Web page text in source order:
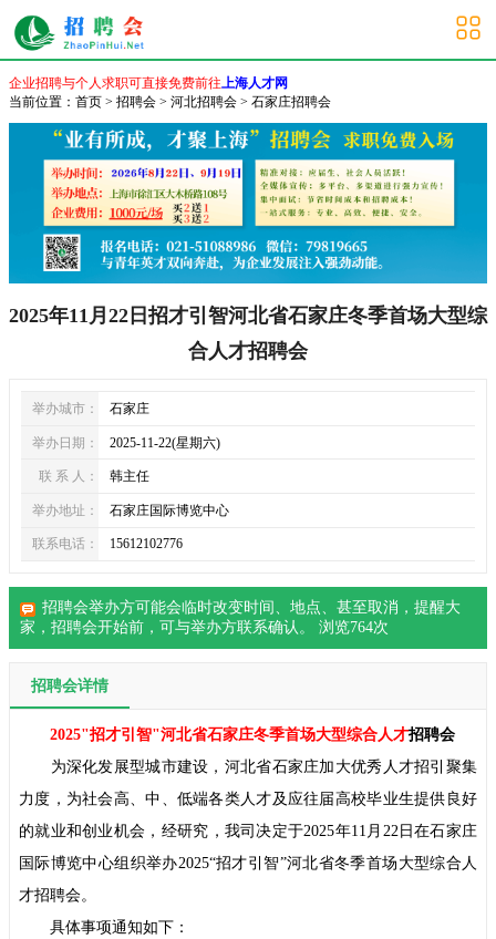
石家庄招聘会
企业招聘与个人求职可直接免费前往上海人才网
当前位置： 首页 > 招聘会 > 河北招聘会 > 石家庄招聘会
2025年11月22日招才引智河北省石家庄冬季首场大型综
合人才招聘会
举办城市： 石家庄
举办日期： 2025-11-22(星期六)
联 系 人： 韩主任
举办地址： 石家庄国际博览中心
联系电话： 15612102776
招聘会举办方可能会临时改变时间、地点、甚至取消，提醒大
家， 招聘会开始前，可与举办方联系确认。 浏览764次
招聘会详情
2025"招才引智"河北省石家庄冬季首场大型综合人才招聘会
为深化发展型城市建设，河北省石家庄加大优秀人才招引聚集
力度，为社会高、中、低端各类人才及应往届高校毕业生提供良好
的就业和创业机会，经研究，我司决定于2025年11月22日在石家庄
国际博览中心组织举办2025“招才引智”河北省冬季首场大型综合人
才招聘会。
具体事项通知如下：